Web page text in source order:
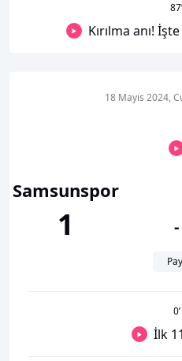
87’
Kırılma anı!
Samsunspor
1
18 Mayıs 2024,
-
0’
İlk